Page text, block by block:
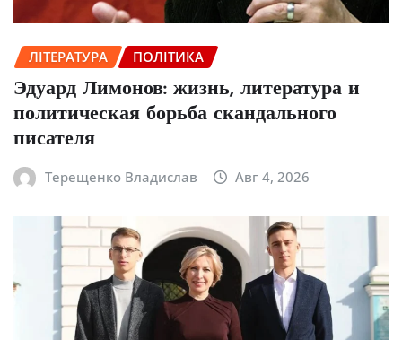
ЛІТЕРАТУРА ПОЛІТИКА
Эдуард Лимонов: жизнь, литература и
политическая борьба скандального
писателя
Терещенко Владислав Авг 4, 2026